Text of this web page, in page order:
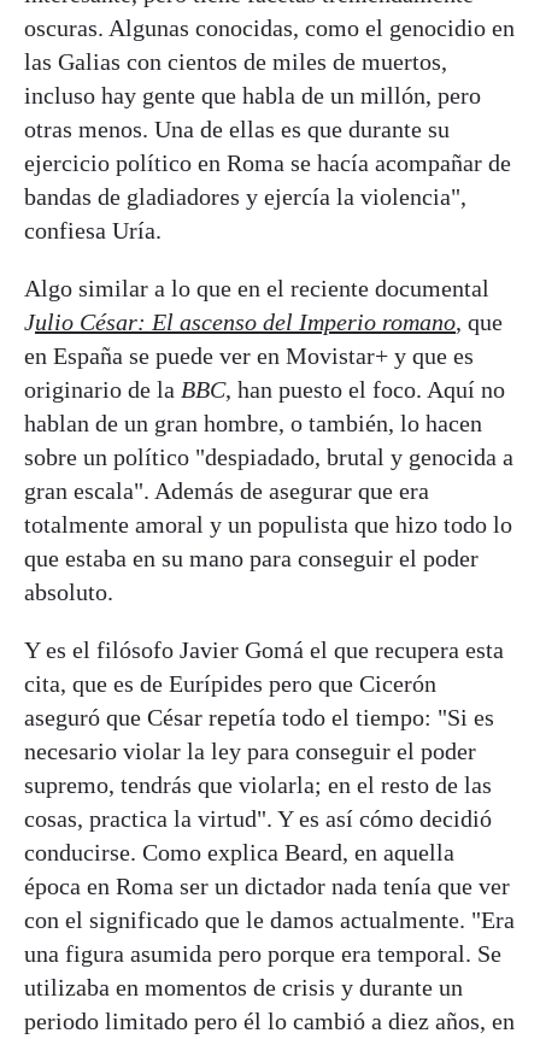
oscuras. Algunas conocidas, como el genocidio en
las Galias con cientos de miles de muertos,
incluso hay gente que habla de un millón, pero
otras menos. Una de ellas es que durante su
ejercicio político en Roma se hacía acompañar de
bandas de gladiadores y ejercía la violencia",
confiesa Uría.
Algo similar a lo que en el reciente documental
Julio César: El ascenso del Imperio romano, que
en España se puede ver en Movistar+ y que es
originario de la BBC, han puesto el foco. Aquí no
hablan de un gran hombre, o también, lo hacen
sobre un político "despiadado, brutal y genocida a
gran escala". Además de asegurar que era
totalmente amoral y un populista que hizo todo lo
que estaba en su mano para conseguir el poder
absoluto.
Y es el filósofo Javier Gomá el que recupera esta
cita, que es de Eurípides pero que Cicerón
aseguró que César repetía todo el tiempo: "Si es
necesario violar la ley para conseguir el poder
supremo, tendrás que violarla; en el resto de las
cosas, practica la virtud". Y es así cómo decidió
conducirse. Como explica Beard, en aquella
época en Roma ser un dictador nada tenía que ver
con el significado que le damos actualmente. "Era
una figura asumida pero porque era temporal. Se
utilizaba en momentos de crisis y durante un
periodo limitado pero él lo cambió a diez años, en